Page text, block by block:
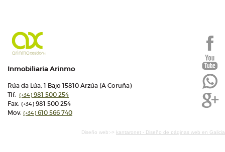
Inmobiliaria Arinmo
Rúa da Lúa, 1 Bajo 15810 Arzúa (A Coruña)
Tlf: (+34) 981 500 254
Fax: (+34) 981 500 254
Mov: (+34) 610 566 740
Diseño web:-> kantaronet - Diseño de páginas web en Galicia